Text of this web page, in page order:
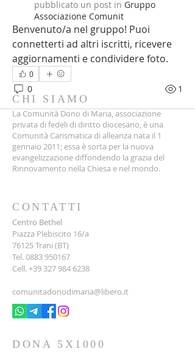
pubblicato un post in Gruppo
Associazione Comunit
Benvenuto/a nel gruppo! Puoi
connetterti ad altri iscritti, ricevere
aggiornamenti e condividere foto.
0
0 1
CHI SIAMO
La Comunità Dono di Maria, associazione
privata di fedeli di diritto diocesano, è una
Comunità Carismatica di alleanza nata il 1
gennaio 2011; essa è sorta per la nuova
evangelizzazione diffondendo la grazia del
Rinnovamento nella Chiesa e nel mondo.
CONTATTI
Centro Bethel
Piazza Plebiscito 16/a
76125 Trani (BT)
Tel.0883 950167
Cell.+39 327 984 6238
comunitadonodimaria@libero.it
DONA 5X1000